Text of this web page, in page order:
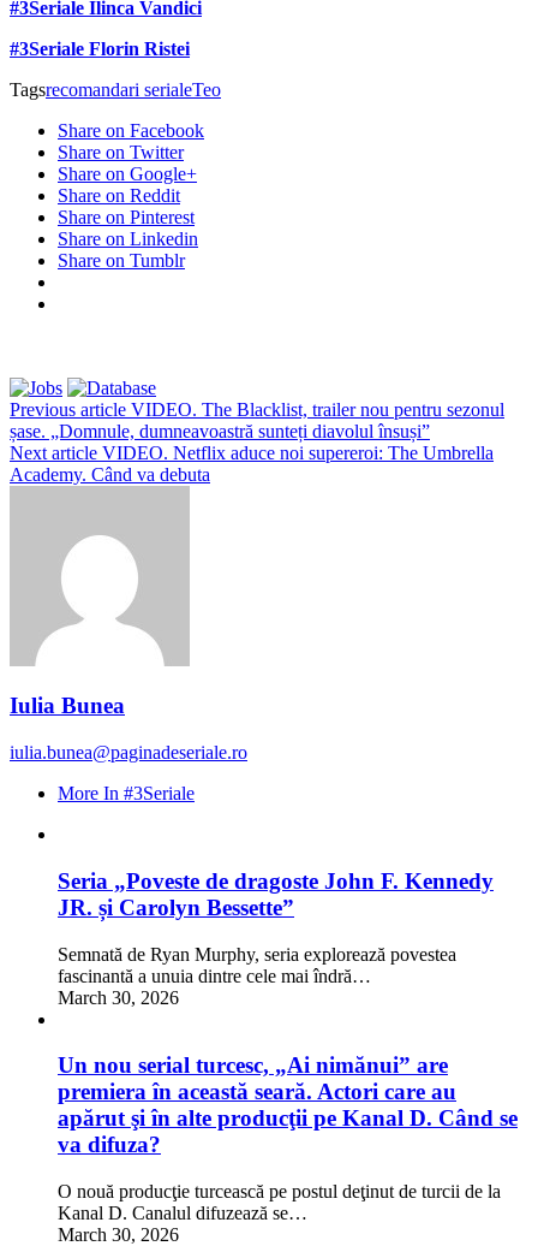
#3Seriale Ilinca Vandici
#3Seriale Florin Ristei
Tagsrecomandari serialeTeo
Share on Facebook
Share on Twitter
Share on Google+
Share on Reddit
Share on Pinterest
Share on Linkedin
Share on Tumblr
Previous article VIDEO. The Blacklist, trailer nou pentru sezonul
șase. „Domnule, dumneavoastră sunteți diavolul însuși”
Next article VIDEO. Netflix aduce noi supereroi: The Umbrella
Academy. Când va debuta
Iulia Bunea
iulia.bunea@paginadeseriale.ro
More In #3Seriale
Seria „Poveste de dragoste John F. Kennedy
JR. și Carolyn Bessette”
Semnată de Ryan Murphy, seria explorează povestea
fascinantă a unuia dintre cele mai îndră…
March 30, 2026
Un nou serial turcesc, „Ai nimănui” are
premiera în această seară. Actori care au
apărut şi în alte producţii pe Kanal D. Când se
va difuza?
O nouă producţie turcească pe postul deţinut de turcii de la
Kanal D. Canalul difuzează se…
March 30, 2026